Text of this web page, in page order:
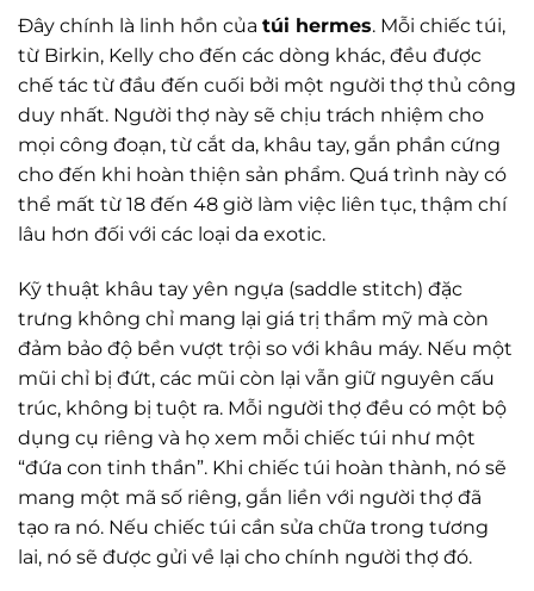
Đây chính là linh hồn của túi hermes. Mỗi chiếc túi,
từ Birkin, Kelly cho đến các dòng khác, đều được
chế tác từ đầu đến cuối bởi một người thợ thủ công
duy nhất. Người thợ này sẽ chịu trách nhiệm cho
mọi công đoạn, từ cắt da, khâu tay, gắn phần cứng
cho đến khi hoàn thiện sản phẩm. Quá trình này có
thể mất từ 18 đến 48 giờ làm việc liên tục, thậm chí
lâu hơn đối với các loại da exotic.
Kỹ thuật khâu tay yên ngựa (saddle stitch) đặc
trưng không chỉ mang lại giá trị thẩm mỹ mà còn
đảm bảo độ bền vượt trội so với khâu máy. Nếu một
mũi chỉ bị đứt, các mũi còn lại vẫn giữ nguyên cấu
trúc, không bị tuột ra. Mỗi người thợ đều có một bộ
dụng cụ riêng và họ xem mỗi chiếc túi như một
“đứa con tinh thần”. Khi chiếc túi hoàn thành, nó sẽ
mang một mã số riêng, gắn liền với người thợ đã
tạo ra nó. Nếu chiếc túi cần sửa chữa trong tương
lai, nó sẽ được gửi về lại cho chính người thợ đó.